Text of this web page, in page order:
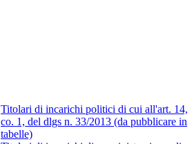
Titolari di incarichi politici di cui all'art. 14,
co. 1, del dlgs n. 33/2013 (da pubblicare in
tabelle)